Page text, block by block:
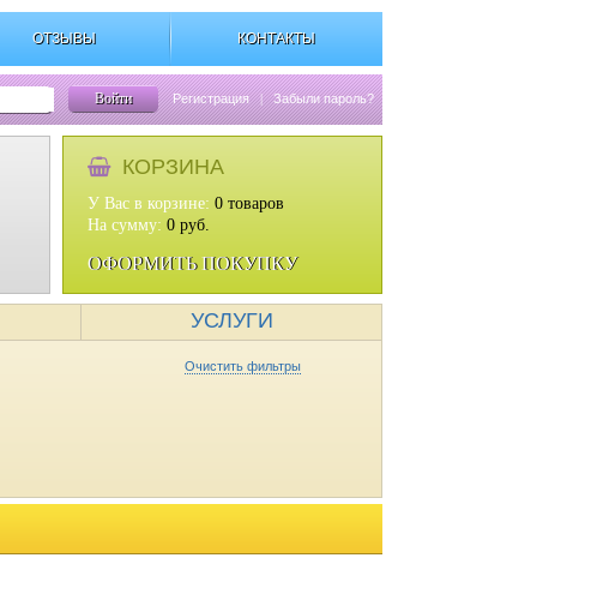
ОТЗЫВЫ КОНТАКТЫ
Войти Регистрация | Забыли пароль?
КОРЗИНА
У Вас в корзине: 0 товаров
На сумму: 0 руб.
ОФОРМИТЬ ПОКУПКУ
УСЛУГИ
Очистить фильтры